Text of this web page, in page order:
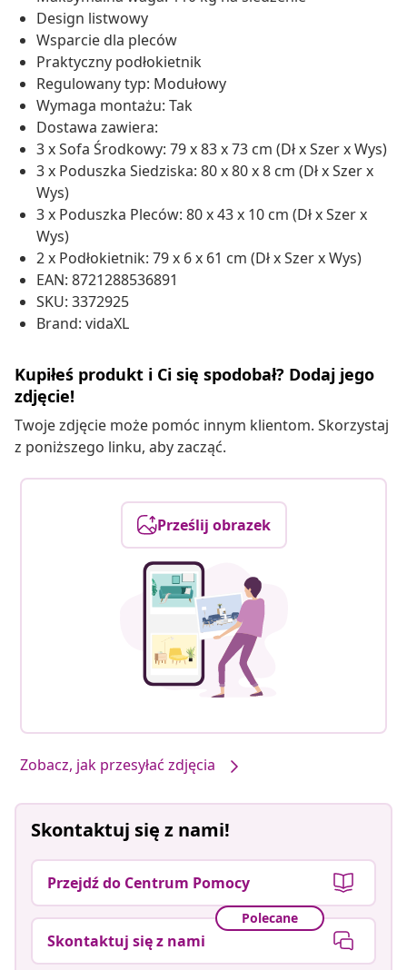
Design listwowy
Wsparcie dla pleców
Praktyczny podłokietnik
Regulowany typ: Modułowy
Wymaga montażu: Tak
Dostawa zawiera:
3 x Sofa Środkowy: 79 x 83 x 73 cm (Dł x Szer x Wys)
3 x Poduszka Siedziska: 80 x 80 x 8 cm (Dł x Szer x
Wys)
3 x Poduszka Pleców: 80 x 43 x 10 cm (Dł x Szer x
Wys)
2 x Podłokietnik: 79 x 6 x 61 cm (Dł x Szer x Wys)
EAN: 8721288536891
SKU: 3372925
Brand: vidaXL
Kupiłeś produkt i Ci się spodobał? Dodaj jego
zdjęcie!
Twoje zdjęcie może pomóc innym klientom. Skorzystaj
z poniższego linku, aby zacząć.
Prześlij obrazek
Zobacz, jak przesyłać zdjęcia
Skontaktuj się z nami!
Przejdź do Centrum Pomocy
Polecane
Skontaktuj się z nami